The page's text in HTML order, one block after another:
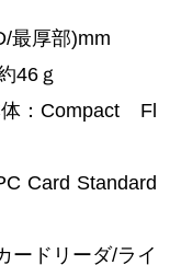
最厚部)mm
46ｇ
体：Compact Fl
Card Standard
ードリーダ/ライ